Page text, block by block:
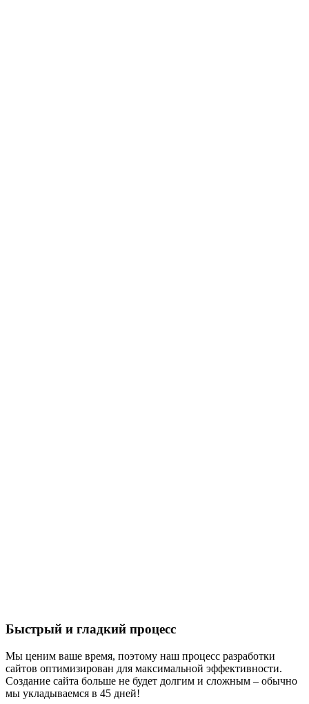
Быстрый и гладкий процесс
Мы ценим ваше время, поэтому наш процесс разработки
сайтов оптимизирован для максимальной эффективности.
Создание сайта больше не будет долгим и сложным – обычно
мы укладываемся в 45 дней!